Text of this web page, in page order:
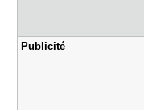
Publicité